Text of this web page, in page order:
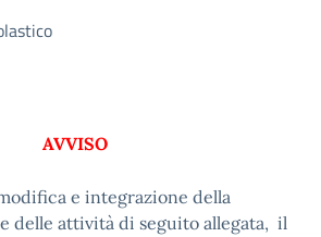
AVVISO
e integrazione della
delle attività di seguito allegata, il